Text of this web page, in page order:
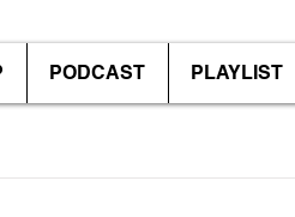
PODCAST PLAYLIST